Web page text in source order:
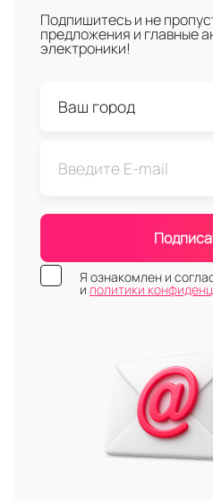
Подпишитесь и не
предложения и главные
электроники!
Я ознакомлен и
и политики